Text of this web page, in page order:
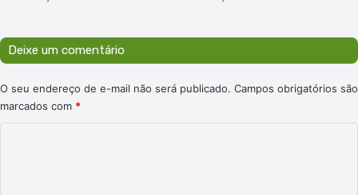
Deixe um comentário
O seu endereço de e-mail não será publicado. Campos obrigatórios são
marcados com *